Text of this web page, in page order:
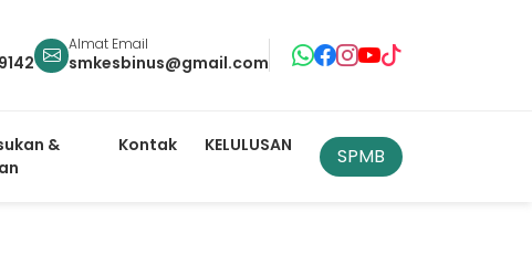
Almat Email
smkesbinus@gmail.com
&
Kontak KELULUSAN SPMB